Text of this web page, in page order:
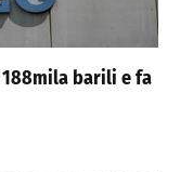
barili e fa